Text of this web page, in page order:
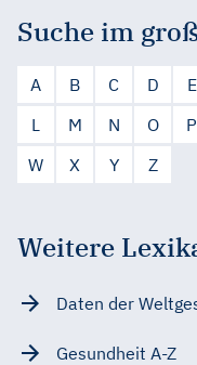
Suche im
A B C D E
L
M N O P
W
X Y Z
Weitere
Daten der
Gesundheit A-Z